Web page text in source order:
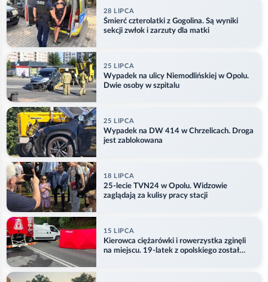
28 LIPCA
Śmierć czterolatki z Gogolina. Są wyniki
sekcji zwłok i zarzuty dla matki
25 LIPCA
Wypadek na ulicy Niemodlińskiej w Opolu.
Dwie osoby w szpitalu
25 LIPCA
Wypadek na DW 414 w Chrzelicach. Droga
jest zablokowana
18 LIPCA
25-lecie TVN24 w Opolu. Widzowie
zaglądają za kulisy pracy stacji
15 LIPCA
Kierowca ciężarówki i rowerzystka zginęli
na miejscu. 19-latek z opolskiego został